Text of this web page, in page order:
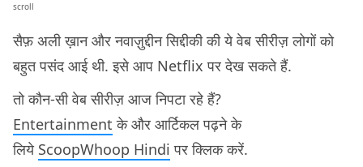
scroll
सैफ़ अली ख़ान और नवाज़ुद्दीन सिद्दीकी की ये वेब सीरीज़ लोगों को
बहुत पसंद आई थी. इसे आप Netflix पर देख सकते हैं.
तो कौन-सी वेब सीरीज़ आज निपटा रहे हैं?
Entertainment के और आर्टिकल पढ़ने के
लिये ScoopWhoop Hindi पर क्लिक करें.